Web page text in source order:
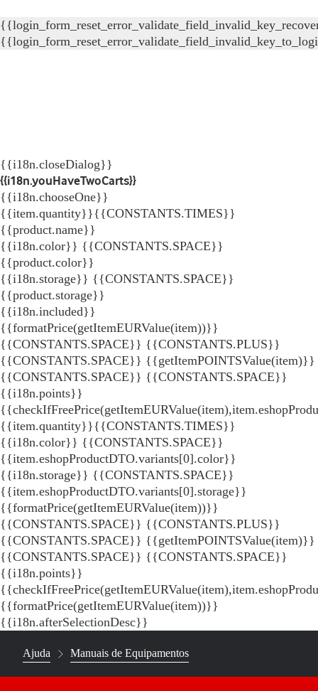
{{i18n.closeDialog}}
{{i18n.youHaveTwoCarts}}
{{i18n.chooseOne}}
{{item.quantity}}{{CONSTANTS.TIMES}}
{{product.name}}
{{i18n.color}} {{CONSTANTS.SPACE}}
{{product.color}}
{{i18n.storage}} {{CONSTANTS.SPACE}}
{{product.storage}}
{{i18n.included}}
{{formatPrice(getItemEURValue(item))}}
{{CONSTANTS.SPACE}} {{CONSTANTS.PLUS}}
{{CONSTANTS.SPACE}} {{getItemPOINTSValue(item)}}
{{CONSTANTS.SPACE}} {{CONSTANTS.SPACE}}
{{i18n.points}}
{{item.quantity}}{{CONSTANTS.TIMES}}
{{i18n.color}} {{CONSTANTS.SPACE}}
{{item.eshopProductDTO.variants[0].color}}
{{i18n.storage}} {{CONSTANTS.SPACE}}
{{item.eshopProductDTO.variants[0].storage}}
{{formatPrice(getItemEURValue(item))}}
{{CONSTANTS.SPACE}} {{CONSTANTS.PLUS}}
{{CONSTANTS.SPACE}} {{getItemPOINTSValue(item)}}
{{CONSTANTS.SPACE}} {{CONSTANTS.SPACE}}
{{i18n.points}}
{{formatPrice(getItemEURValue(item))}}
{{i18n.afterSelectionDesc}}
Ajuda Manuais de Equipamentos